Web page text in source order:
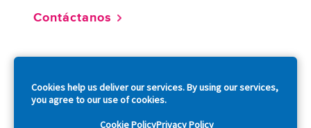
Cookies help us deliver our services. By using our services,
you agree to our use of cookies.
Cookie PolicyPrivacy Policy
Contáctanos